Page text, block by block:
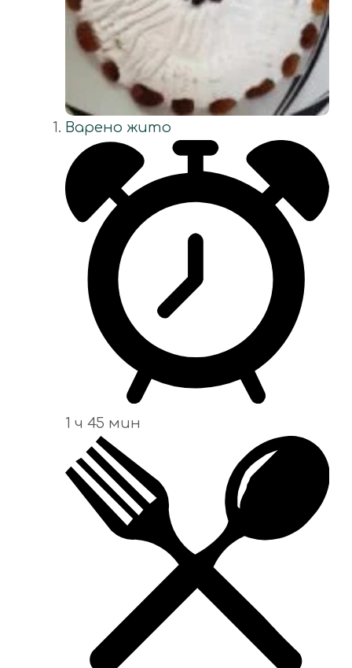
Варено жито
1 ч 45 мин